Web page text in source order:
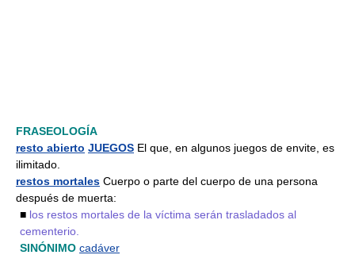
FRASEOLOGÍA
resto abierto JUEGOS El que, en algunos juegos de envite, es
ilimitado.
restos mortales Cuerpo o parte del cuerpo de una persona
después de muerta:
■ los restos mortales de la víctima serán trasladados al
cementerio.
SINÓNIMO cadáver